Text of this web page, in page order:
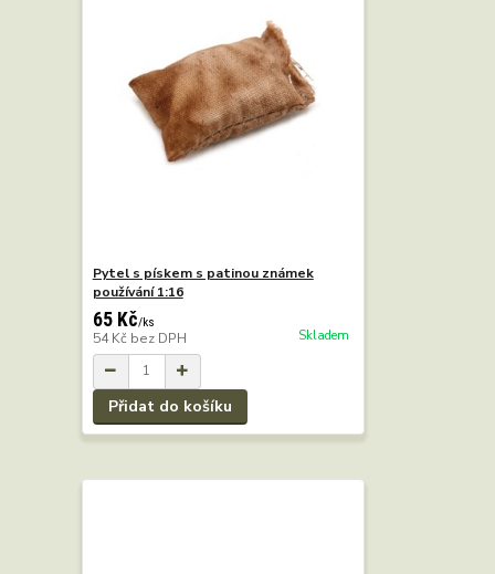
Pytel s pískem s patinou známek
používání 1:16
65 Kč/ks
54 Kč bez DPH Skladem
Přidat do košíku